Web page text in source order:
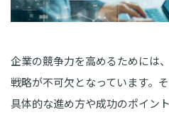
企業の競争力を高めるためには
戦略が不可欠となっています。
具体的な進め方や成功のポイン